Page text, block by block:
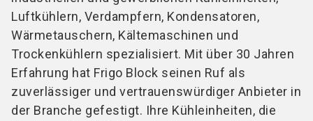
Luftkühlern, Verdampfern, Kondensatoren,
Wärmetauschern, Kältemaschinen und
Trockenkühlern spezialisiert. Mit über 30 Jahren
Erfahrung hat Frigo Block seinen Ruf als
zuverlässiger und vertrauenswürdiger Anbieter in
der Branche gefestigt. Ihre Kühleinheiten, die